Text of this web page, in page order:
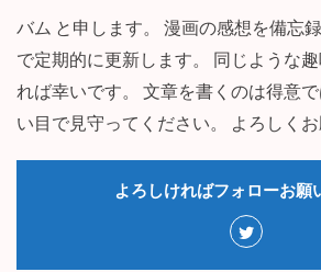
バム と申します。 漫画の感想を備忘
で定期的に更新します。 同じような
れば幸いです。 文章を書くのは得意
い目で見守ってください。 よろしくお
よろしければフォローお願